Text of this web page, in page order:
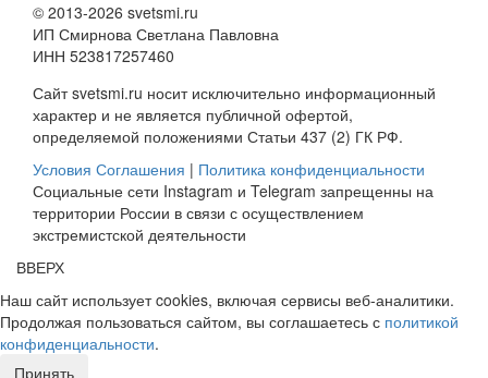
© 2013-2026 svetsmi.ru
ИП Смирнова Светлана Павловна
ИНН 523817257460
Сайт svetsmi.ru носит исключительно информационный
характер и не является публичной офертой,
определяемой положениями Статьи 437 (2) ГК РФ.
Условия Соглашения | Политика конфиденциальности
Социальные сети Instagram и Telegram запрещенны на
территории России в связи с осуществлением
экстремистской деятельности
ВВЕРХ
Наш сайт использует cookies, включая сервисы веб-аналитики.
Продолжая пользоваться сайтом, вы соглашаетесь с политикой
конфиденциальности.
Принять